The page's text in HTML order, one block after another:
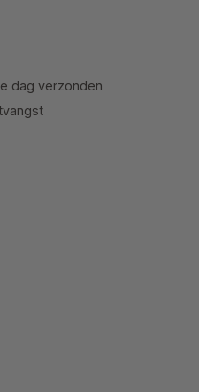
dag verzonden